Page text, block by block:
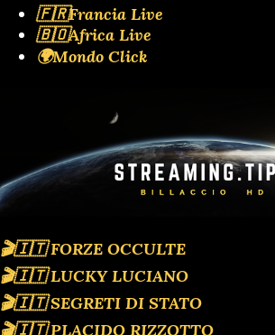
🇫🇷Francia Live
🇧🇴Africa Live
🌍Mondo Click
🎬🇮🇹 FORZE OCCULTE
🎬🇮🇹 LUCKY LUCIANO
🎬🇮🇹 SEGRETI DI STATO
🎬🇮🇹 PLACIDO RIZZOTTO